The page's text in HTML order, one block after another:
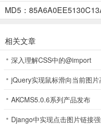
3、这里根据指引来建设房屋。
4、之后来抵御敌人的入侵。
5、最后完成挑战后也能领取丰
游戏亮点
MD5：
相关文章
深入理解CSS中的@import
jQuery实现鼠标滑向当前图
AKCMS5.0.6系列产品发布
Django中实现点击图片链接